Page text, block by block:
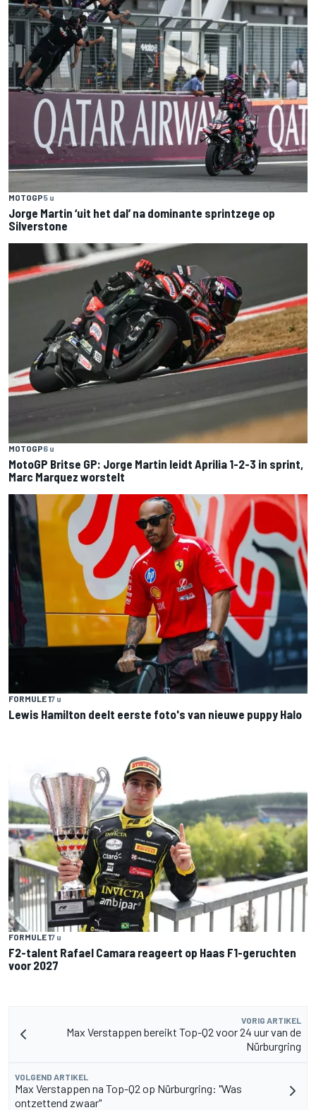
MOTOGP5 u
Jorge Martin ‘uit het dal’ na dominante sprintzege op
Silverstone
MOTOGP6 u
MotoGP Britse GP: Jorge Martin leidt Aprilia 1-2-3 in sprint,
Marc Marquez worstelt
FORMULE 17 u
Lewis Hamilton deelt eerste foto's van nieuwe puppy Halo
FORMULE 17 u
F2-talent Rafael Camara reageert op Haas F1-geruchten
voor 2027
VORIG ARTIKEL
Max Verstappen bereikt Top-Q2 voor 24 uur van de
Nürburgring
VOLGEND ARTIKEL
Max Verstappen na Top-Q2 op Nürburgring: "Was
ontzettend zwaar"